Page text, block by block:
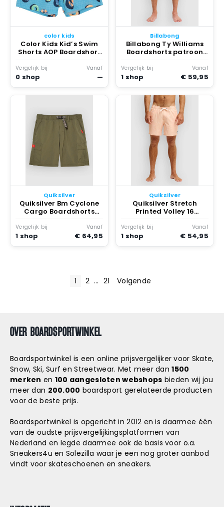
color kids
Color Kids Kid’s Swim
Shorts AOP Boardshort
Blauw
Vergelijk bij
0 shop
Vanaf
—
Billabong
Billabong Ty Williams
Boardshorts patroon
Multicolor
Vergelijk bij
1 shop
Vanaf
€ 59,95
Quiksilver
Quiksilver Bm Cyclone
Cargo Boardshorts
Grape Leaf
Vergelijk bij
1 shop
Vanaf
€ 64,95
Quiksilver
Quiksilver Stretch
Printed Volley 16
Boardshorts Blauw
Vergelijk bij
1 shop
Vanaf
€ 54,95
R
I
C
H
T
E
N
P
1 2 … 21 Volgende
OVER BOARDSPORTWINKEL
Boardsportwinkel is een online prijsvergelijker voor Skate,
Snow, Ski, Surf en Streetwear. Met meer dan1500
merken en 100 aangesloten webshops bieden wij jou
meer dan 200.000 boardsport gerelateerde producten
voor de beste prijs.
Boardsportwinkel is opgericht in 2012 en is daarmee één
van de oudste prijsvergelijkingsplatformen van
Nederland en legde daarmee ook de basis voor o.a.
Sneakers4u en Solezilla waar je een nog groter aanbod
vindt voor skateschoenen en sneakers.